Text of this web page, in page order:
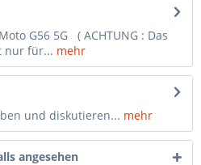
G56 5G ( ACHTUNG : Das
nur für... mehr
und diskutieren... mehr
angesehen